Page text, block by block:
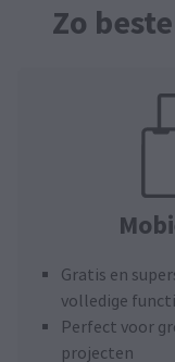
Zo
Gratis en
volledige
Perfect voor
projecten